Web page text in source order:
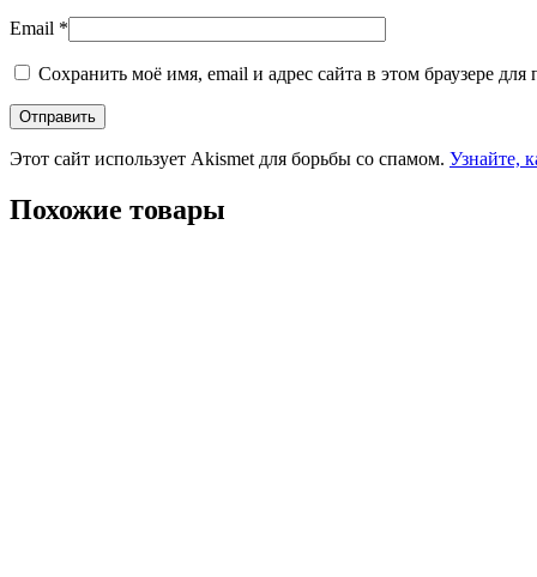
Email *
Сохранить моё имя, email и адрес сайта в этом браузере
Этот сайт использует Akismet для борьбы со спамом. Узнайте,
Похожие товары